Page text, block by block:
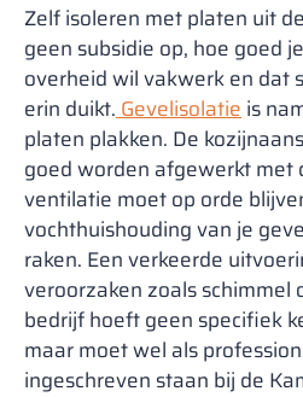
Zelf isoleren met platen uit
geen subsidie op, hoe goed
overheid wil vakwerk en dat
erin duikt. Gevelisolatie is
platen plakken. De
goed worden afgewerkt met
ventilatie moet op orde
vochthuishouding van je
raken. Een verkeerde
veroorzaken zoals schimmel
bedrijf hoeft geen specifiek
maar moet wel als
ingeschreven staan bij de